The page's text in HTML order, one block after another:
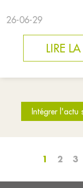
26-06-29
LIRE
Intégrer l'actu
1 2 3